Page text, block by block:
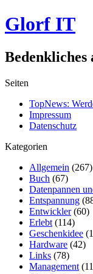
Glorf IT
Seiten
TopNews:
Impressum
Datenschutz
Kategorien
Allgemein (267)
Buch (67)
Datenpannen
Entspannung
Entwickler(60)
Erlebt (114)
Geschenkidee
Hardware (42)
Links (78)
Management